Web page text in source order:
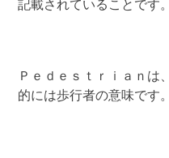
記載されていることです。
Ｐｅｄｅｓｔｒｉａｎは
的には歩行者の意味です。